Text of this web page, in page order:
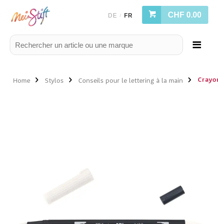
DE / FR CHF 0.00
Home Stylos Conseils pour le lettering à la main